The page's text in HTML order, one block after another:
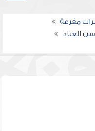
مفرغة
العباد